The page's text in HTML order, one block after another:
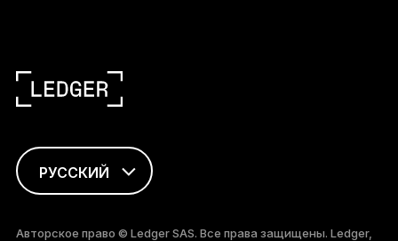
РУССКИЙ
Авторское право © Ledger SAS. Все права защищены. Ledger,